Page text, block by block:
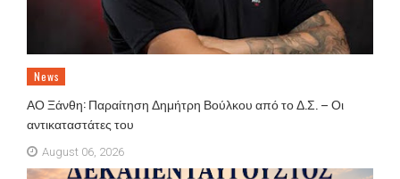
News
ΑΟ Ξάνθη: Παραίτηση Δημήτρη Βούλκου από το Δ.Σ. – Οι
αντικαταστάτες του
August 06, 2026